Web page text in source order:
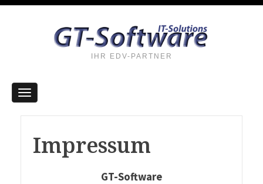
IHR EDV-PARTNER
Impressum
GT-Software